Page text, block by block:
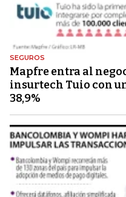
SEGUROS
Mapfre entra al
insurtech Tuio con
38,9%